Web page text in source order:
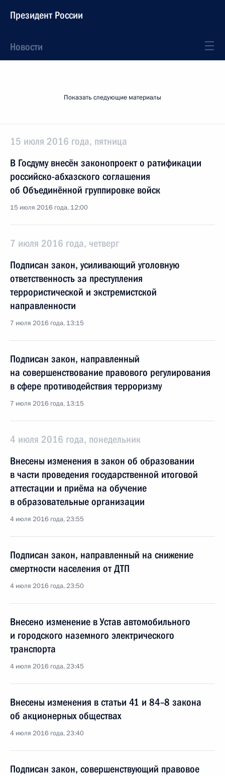
Президент России
Новости
Показать следующие материалы
15 июля 2016 года, пятница
В Госдуму внесён законопроект о ратификации
российско-абхазского соглашения
об Объединённой группировке войск
15 июля 2016 года, 12:00
7 июля 2016 года, четверг
Подписан закон, усиливающий уголовную
ответственность за преступления
террористической и экстремистской
направленности
7 июля 2016 года, 13:15
Подписан закон, направленный
на совершенствование правового регулирования
в сфере противодействия терроризму
7 июля 2016 года, 13:15
4 июля 2016 года, понедельник
Внесены изменения в закон об образовании
в части проведения государственной итоговой
аттестации и приёма на обучение
в образовательные организации
4 июля 2016 года, 23:55
Подписан закон, направленный на снижение
смертности населения от ДТП
4 июля 2016 года, 23:50
Внесено изменение в Устав автомобильного
и городского наземного электрического
транспорта
4 июля 2016 года, 23:45
Внесены изменения в статьи 41 и 84–8 закона
об акционерных обществах
4 июля 2016 года, 23:40
Подписан закон, совершенствующий правовое